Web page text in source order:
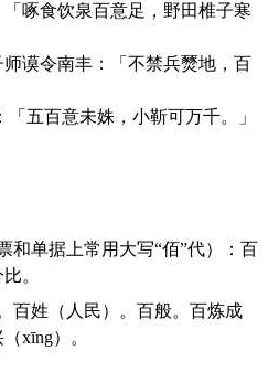
啄食饮泉百意足，野田椎子寒
谟令南丰：「不禁兵燹地，百
五百意未姝，小靳可万千。」
。
xīng）。